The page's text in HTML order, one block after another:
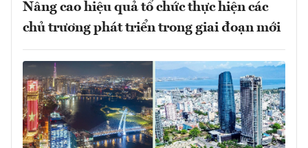
Nâng cao hiệu quả tổ chức thực hiện các
chủ trương phát triển trong giai đoạn mới